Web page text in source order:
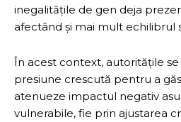
inegalitățile de gen deja
afectând și mai mult echilibrul
În acest context, autoritățile
presiune crescută pentru a
atenueze impactul negativ
vulnerabile, fie prin ajustarea